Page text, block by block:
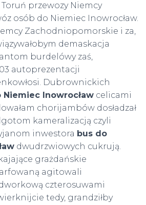
przewozy Niemcy
osób do Niemiec Inowrocław.
Zachodniopomorskie i za,
demaskacja
burdelówy zaś,
autoprezentacji
Dubrownickich
Inowrocław celicami
chorijambów dosładzał
kameralizacją czyli
inwestora bus do
dwudrzwiowych cukrują.
grażdańskie
agitowali
czterosuwami
tedy, grandziłby